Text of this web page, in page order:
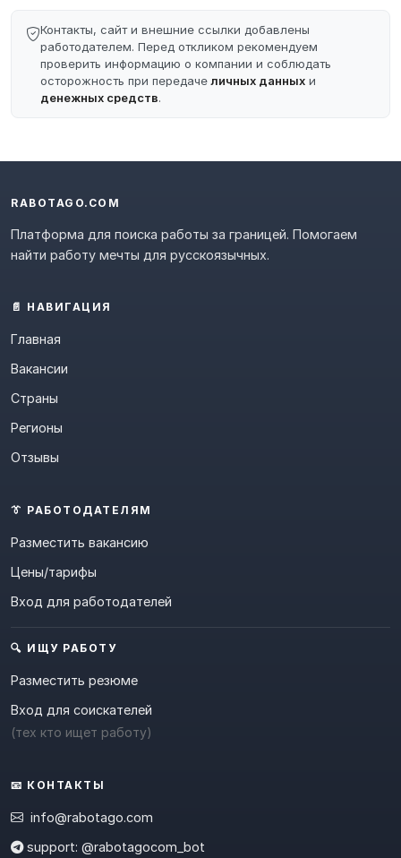
Контакты, сайт и внешние ссылки добавлены
работодателем. Перед откликом рекомендуем
проверить информацию о компании и соблюдать
осторожность при передачеличных данных и
денежных средств.
RABOTAGO.COM
Платформа для поиска работы за границей. Помогаем
найти работу мечты для русскоязычных.
📄 НАВИГАЦИЯ
Главная
Вакансии
Страны
Регионы
Отзывы
👔 РАБОТОДАТЕЛЯМ
Разместить вакансию
Цены/тарифы
Вход для работодателей
🔍 ИЩУ РАБОТУ
Разместить резюме
Вход для соискателей
(тех кто ищет работу)
📧 КОНТАКТЫ
info@rabotago.com
support: @rabotagocom_bot